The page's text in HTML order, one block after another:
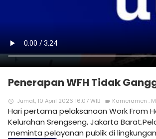
Penerapan WFH Tidak
access_time Jumat, 10 April 2026 16:07 WIB videocam Kameramen :
Hari pertama pelaksanaan Work From
Kelurahan Srengseng, Jakarta
meminta pelayanan publik di lingkungan